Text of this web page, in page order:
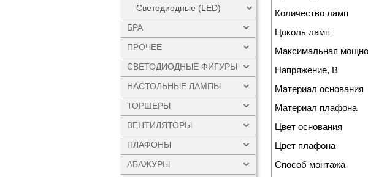
Светодиодные (LED)
БРА
ПРОЧЕЕ
СВЕТОДИОДНЫЕ ФИГУРЫ
НАСТОЛЬНЫЕ ЛАМПЫ
ТОРШЕРЫ
ВЕНТИЛЯТОРЫ
ПЛАФОНЫ
АБАЖУРЫ
Количество ламп
Цоколь ламп
Максимальная
Напряжение, В
Материал основания
Материал плафона
Цвет основания
Цвет плафона
Способ монтажа